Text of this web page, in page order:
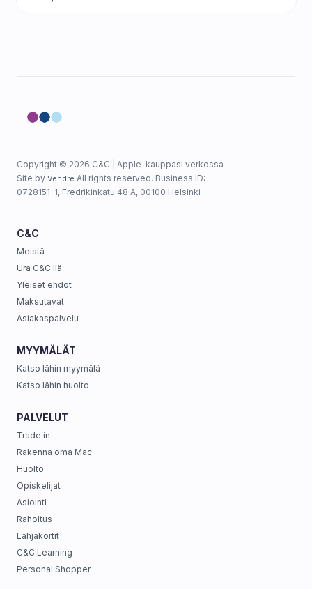
Copyright © 2026 C&C | Apple-kauppasi verkossa
Site by Vendre All rights reserved. Business ID:
0728151-1, Fredrikinkatu 48 A, 00100 Helsinki
C&C
Meistä
Ura C&C:llä
Yleiset ehdot
Maksutavat
Asiakaspalvelu
MYYMÄLÄT
Katso lähin myymälä
Katso lähin huolto
PALVELUT
Trade in
Rakenna oma Mac
Huolto
Opiskelijat
Asiointi
Rahoitus
Lahjakortit
C&C Learning
Personal Shopper